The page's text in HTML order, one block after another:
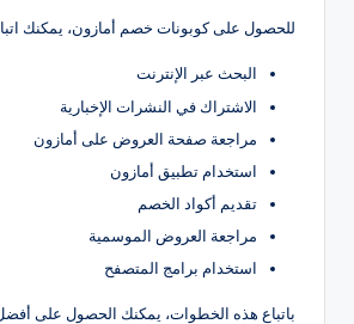
للحصول على كوبونات خصم أمازون، يمكنك
البحث عبر الإنترنت
الاشتراك في النشرات الإخبارية
مراجعة صفحة العروض على أمازون
استخدام تطبيق أمازون
تقديم أكواد الخصم
مراجعة العروض الموسمية
استخدام برامج المتصفح
باتباع هذه الخطوات، يمكنك الحصول على